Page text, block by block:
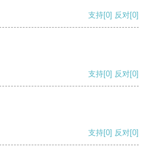
支持[0] 反对[0]
支持[0] 反对[0]
支持[0] 反对[0]